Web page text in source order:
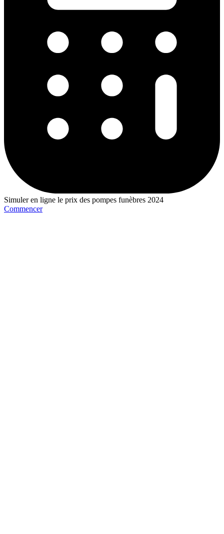
Simuler en ligne le prix des pompes funèbres 2024
Commencer